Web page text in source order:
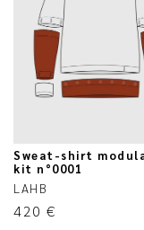
Sweat-shirt
kit n°0001
LAHB
420 €